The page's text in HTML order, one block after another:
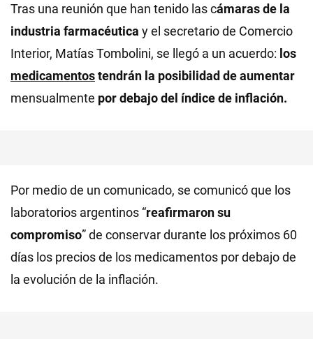
Tras una reunión que han tenido las cámaras de la
industria farmacéutica y el secretario de Comercio
Interior, Matías Tombolini, se llegó a un acuerdo: los
medicamentostendrán la posibilidad de aumentar
mensualmente por debajo del índice de inflación.
Por medio de un comunicado, se comunicó que los
laboratorios argentinos “reafirmaron su
compromiso” de conservar durante los próximos 60
días los precios de los medicamentos por debajo de
la evolución de la inflación.